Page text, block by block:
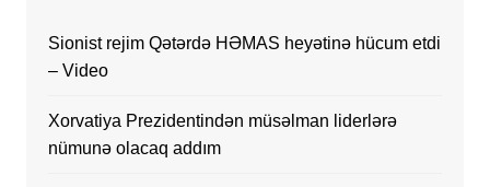
Sionist rejim Qətərdə HƏMAS heyətinə hücum etdi
– Video
Xorvatiya Prezidentindən müsəlman liderlərə
nümunə olacaq addım